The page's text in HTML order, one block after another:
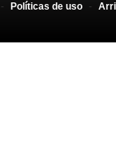
- Políticas de uso -